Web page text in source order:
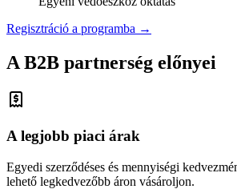
Regisztráció a programba →
A B2B partnerség előnyei
A legjobb piaci árak
Egyedi szerződéses és mennyiségi
lehető legkedvezőbb áron vásároljon.